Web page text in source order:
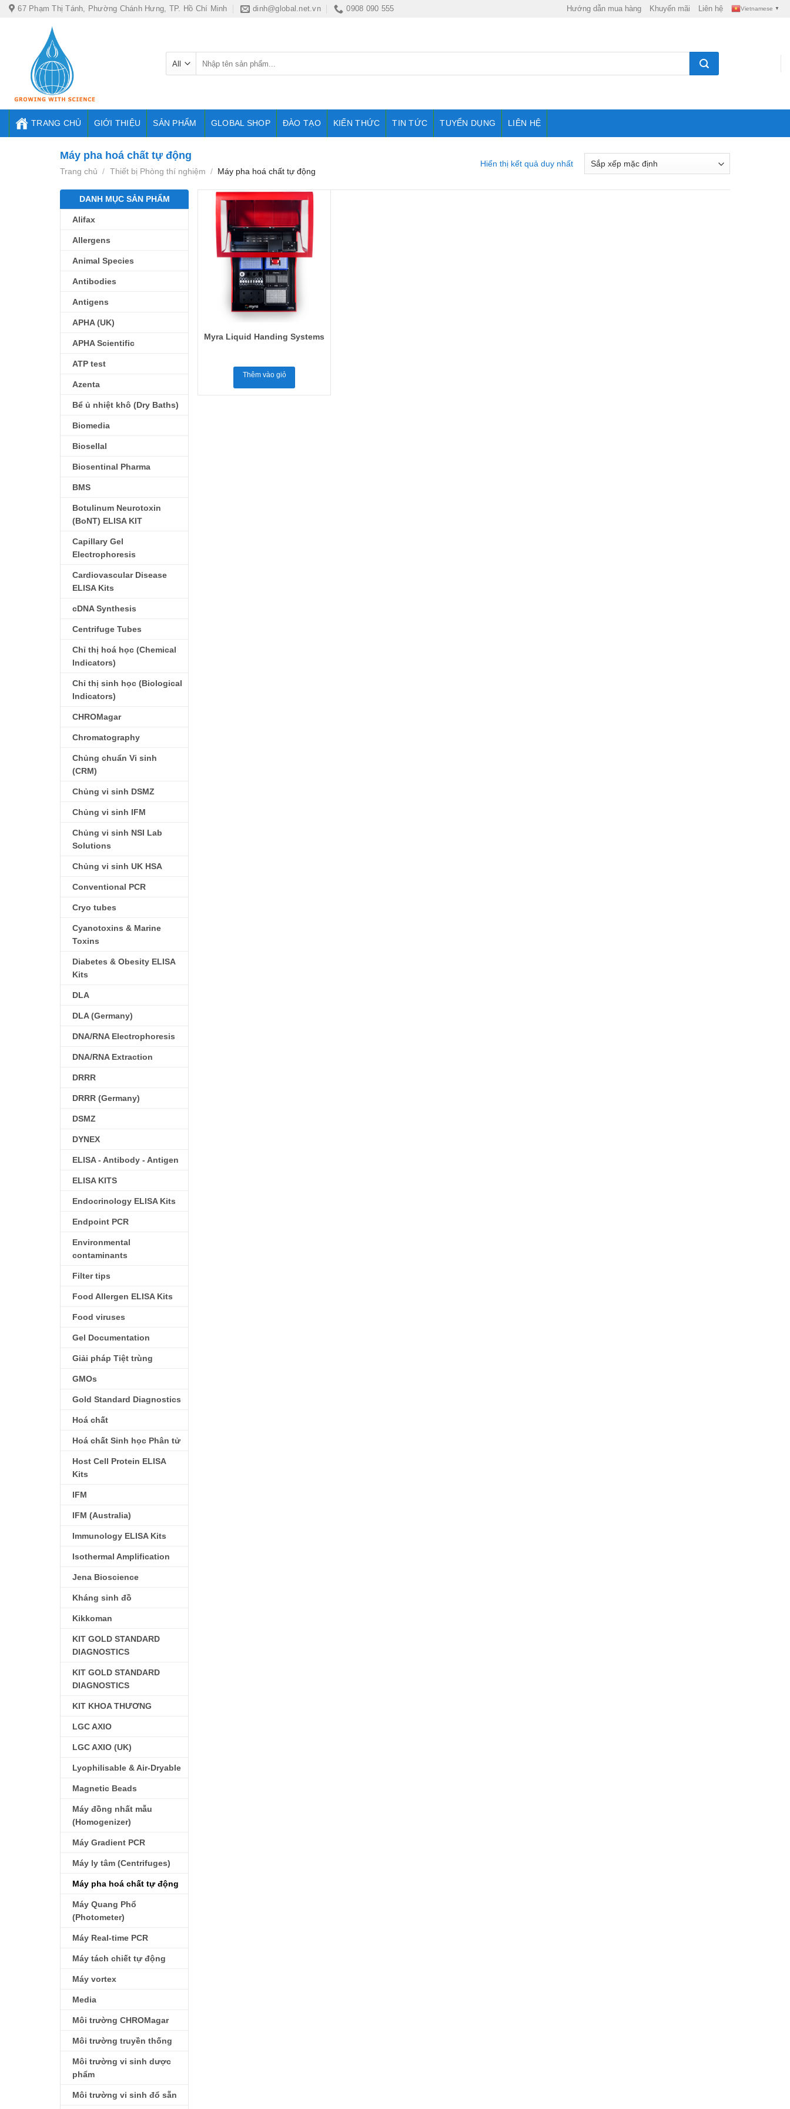
Skip67 Phạm Thị Tánh, Phường Chánh Hưng, TP. Hồ Chí Minh dinh@global.net.vn 0908 090 555 Hướng dẫn mua hàng Khuyến mãi Liên hệ Vietnamese ▼
kiếm:
TRANG CHỦ GIỚI THIỆU SẢN PHẨM GLOBAL SHOP ĐÀO TẠO KIẾN THỨC TIN TỨC TUYỂN DỤNG LIÊN HỆ
Máy pha hoá chất tự động
Trang chủ / Thiết bị Phòng thí nghiệm / Máy pha hoá chất tự động
Hiển thị kết quả duy nhất
DANH MỤC SẢN PHẨM
Alifax
Allergens
Animal Species
Antibodies
Antigens
APHA (UK)
APHA Scientific
ATP test
Azenta
Bể ủ nhiệt khô (Dry Baths)
Biomedia
Biosellal
Biosentinal Pharma
BMS
Botulinum Neurotoxin
(BoNT) ELISA KIT
Capillary Gel
Electrophoresis
Cardiovascular Disease
ELISA Kits
cDNA Synthesis
Centrifuge Tubes
Chỉ thị hoá học (Chemical
Indicators)
Chỉ thị sinh học (Biological
Indicators)
CHROMagar
Chromatography
Chủng chuẩn Vi sinh
(CRM)
Chủng vi sinh DSMZ
Chủng vi sinh IFM
Chủng vi sinh NSI Lab
Solutions
Chủng vi sinh UK HSA
Conventional PCR
Cryo tubes
Cyanotoxins & Marine
Toxins
Diabetes & Obesity ELISA
Kits
DLA
DLA (Germany)
DNA/RNA Electrophoresis
DNA/RNA Extraction
DRRR
DRRR (Germany)
DSMZ
DYNEX
ELISA - Antibody - Antigen
ELISA KITS
Endocrinology ELISA Kits
Endpoint PCR
Environmental
contaminants
Filter tips
Food Allergen ELISA Kits
Food viruses
Gel Documentation
Giải pháp Tiệt trùng
GMOs
Gold Standard Diagnostics
Hoá chất
Hoá chất Sinh học Phân tử
Host Cell Protein ELISA
Kits
IFM
IFM (Australia)
Immunology ELISA Kits
Isothermal Amplification
Jena Bioscience
Kháng sinh đồ
Kikkoman
KIT GOLD STANDARD
DIAGNOSTICS
KIT GOLD STANDARD
DIAGNOSTICS
KIT KHOA THƯƠNG
LGC AXIO
LGC AXIO (UK)
Lyophilisable & Air-Dryable
Magnetic Beads
Máy đồng nhất mẫu
(Homogenizer)
Máy Gradient PCR
Máy ly tâm (Centrifuges)
Máy pha hoá chất tự động
Máy Quang Phổ
(Photometer)
Máy Real-time PCR
Máy tách chiết tự động
Máy vortex
Media
Môi trường CHROMagar
Môi trường truyền thống
Môi trường vi sinh dược
phẩm
Môi trường vi sinh đổ sẵn
Myra Liquid Handing Systems
Thêm vào giỏ